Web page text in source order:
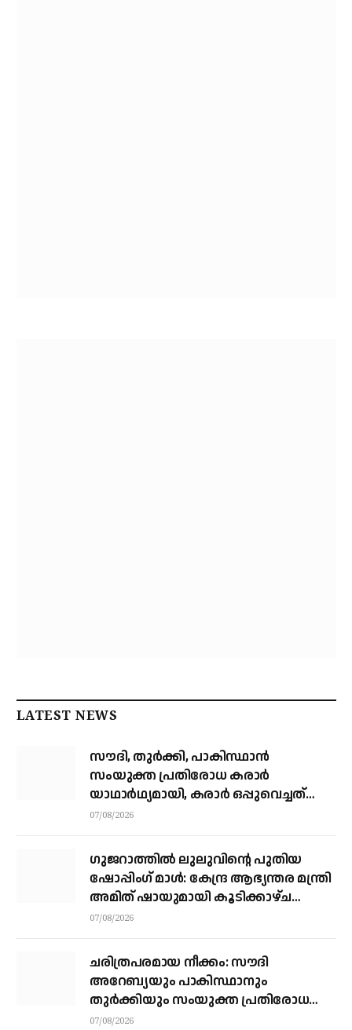
LATEST NEWS
സൗദി, തുര്‍ക്കി, പാകിസ്ഥാന്‍
സംയുക്ത പ്രതിരോധ കരാര്‍
യാഥാര്‍ഥ്യമായി, കരാര്‍ ഒപ്പുവെച്ചത്
വിശുദ്ധ ഹറമിന്റെ ചാരത്ത്
07/08/2026
ഗുജറാത്തിൽ ലുലുവിന്റെ പുതിയ
ഷോപ്പിംഗ് മാൾ: കേന്ദ്ര ആഭ്യന്തര മന്ത്രി
അമിത് ഷായുമായി കൂടിക്കാഴ്ച
നടത്തി എം.എ യൂസഫലി
07/08/2026
ചരിത്രപരമായ നീക്കം: സൗദി
അറേബ്യയും പാകിസ്ഥാനും
തുർക്കിയും സംയുക്ത പ്രതിരോധ
കരാറിൽ ഒപ്പുവെക്കുന്നു,
07/08/2026